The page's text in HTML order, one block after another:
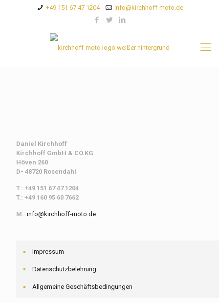
+49 151 67 47 1204 info@kirchhoff-moto.de
Daniel Kirchhoff
Kirchhoff GmbH & CO.KG
Höven 260
D- 48720 Rosendahl
T.: +49 151 67 47 1204
T.: +49 160 95 60 7662
M.: info@kirchhoff-moto.de
Impressum
Datenschutzbelehrung
Allgemeine Geschäftsbedingungen